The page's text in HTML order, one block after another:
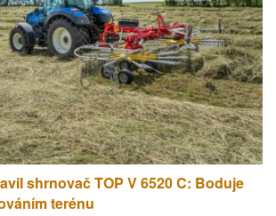
shrnovač TOP V 6520 C: Boduje
terénu